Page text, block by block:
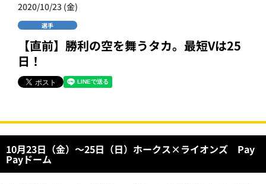
2020/10/23 (金)
選手
【直前】勝利の空を舞うタカ。最短Vは25
日！
10月23日（金）～25日（日）ホークス×ライオンズ Pay
Payドーム